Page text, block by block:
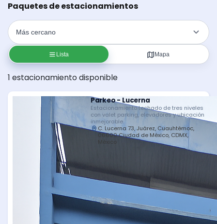
Paquetes de estacionamientos
Lista Mapa
1 estacionamiento disponible
Parkeo - Lucerna
Estacionamiento techado de tres niveles
con valet parking, elevadores y ubicación
inmejorable.
C. Lucerna 73, Juárez, Cuauhtémoc,
06600 Ciudad de México, CDMX,
México